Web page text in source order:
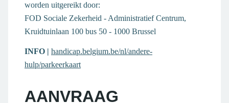
worden uitgereikt door:
FOD Sociale Zekerheid - Administratief Centrum,
Kruidtuinlaan 100 bus 50 - 1000 Brussel
INFO | handicap.belgium.be/nl/andere-
hulp/parkeerkaart
AANVRAAG